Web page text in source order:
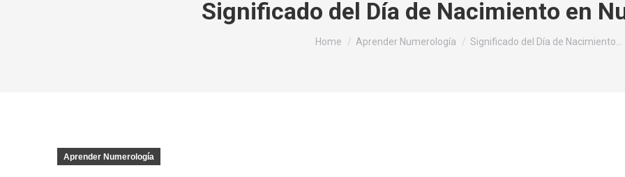
Significado del Día de Nacimiento en
You are here:
Home Aprender Numerología Significado del Día de Nacimiento…
Aprender Numerología